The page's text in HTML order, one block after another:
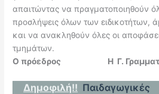
απαιτώντας να πραγματοποιηθούν
προσλήψεις όλων των ειδικοτήτων,
και να ανακληθούν όλες οι
τμημάτων.
O πρόεδρος H Γ.
Δημοφιλή!! Παιδαγωγικές